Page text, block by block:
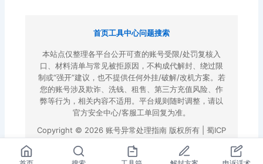
首页工具中心问题搜索
本站点仅整理各平台公开可查的账号受限/处罚复核入
口、材料清单与常见被拒原因，不构成代解封、绕过限
制或“强开”建议，也不提供任何外挂/破解/改机方案。若
您的账号涉及欺诈、洗钱、租售、第三方充值风险、作
弊等行为，相关内容不适用。平台规则随时调整，请以
官方安全中心/客服工单回复为准。
Copyright © 2026 账号异常处理指南 版权所有 | 蜀ICP